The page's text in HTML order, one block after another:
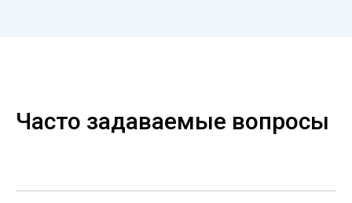
Часто задаваемые вопросы